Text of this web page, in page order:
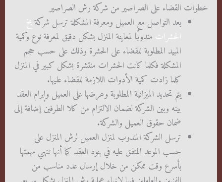
خطوات القضاء على الصراصير من شركة رش الصراصير
بعد التواصل مع العميل ومعرفة المشكلة ترسل شركةبخ
الحشرات مندوبًا لمعاينة المنزل بشكل دقيق لمعرفة نوع وكمية
المبيد المطلوبة للقضاء على الحشرة وذلك على حسب حجم
المشكلة فكلما كانت الحشرات منتشرة بشكل كبير في المنزل
كلما زادت كمية الأدوات اللازمة للقضاء عليها.
يتم تحديد الميزانية المطلوبة وعرضها على العميل وإبرام العقد
بينه وبين الشركة لضمان الالتزام من كلا الطرفين إضافة إلى
ضمان حقوق العميل والشركة.
ترسل الشركة المندوب لمنزل العميل لرش المنزل على
حسب الموعد المتفق عليه في بنود العقد كما أنها تنهي مهمتها
بأسرع وقت ممكن من خلال إرسال عدد مناسب من